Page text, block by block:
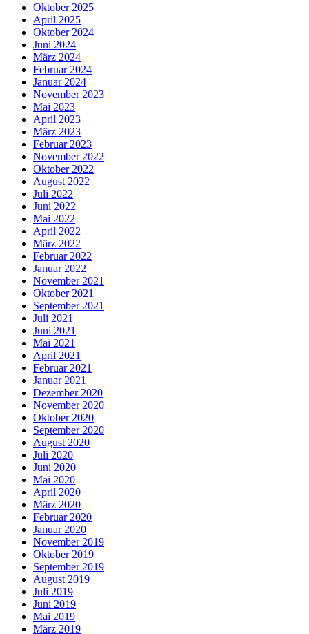
Oktober 2025
April 2025
Oktober 2024
Juni 2024
März 2024
Februar 2024
Januar 2024
November 2023
Mai 2023
April 2023
März 2023
Februar 2023
November 2022
Oktober 2022
August 2022
Juli 2022
Juni 2022
Mai 2022
April 2022
März 2022
Februar 2022
Januar 2022
November 2021
Oktober 2021
September 2021
Juli 2021
Juni 2021
Mai 2021
April 2021
Februar 2021
Januar 2021
Dezember 2020
November 2020
Oktober 2020
September 2020
August 2020
Juli 2020
Juni 2020
Mai 2020
April 2020
März 2020
Februar 2020
Januar 2020
November 2019
Oktober 2019
September 2019
August 2019
Juli 2019
Juni 2019
Mai 2019
März 2019